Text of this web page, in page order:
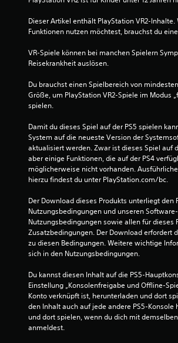
e
n
S
p
i
b
a
r
o
h
e
g
l
e
i
c
z
e
i
t
i
Dieser Artikel enthält PlayStation VR2-
Funktionen nutzen möchtest, brauchst du eine
VR-Spiele können bei manchen Spielern
Reisekrankheit auslösen.
Du brauchst einen Spielbereich von
Größe, um PlayStation VR2-Spiele im Modus
spielen.
Damit du dieses Spiel auf der PS5 spielen
System auf die neueste Version der
aktualisiert werden. Zwar ist dieses Spiel auf
aber einige Funktionen, die auf der PS4
möglicherweise nicht vorhanden.
hierzu findest du unter PlayStation.com/bc.
Der Download dieses Produkts unterliegt den
Nutzungsbedingungen und unseren Software-
Nutzungsbedingungen sowie allen für dieses
Zusatzbedingungen. Der Download erfordert
zu diesen Bedingungen. Weitere wichtige
sich in den Nutzungsbedingungen.
Du kannst diesen Inhalt auf die PS5-
Einstellung „Konsolenfreigabe und Offline-
Konto verknüpft ist, herunterladen und dort
den Inhalt auch auf jede andere PS5-Konsole
und dort spielen, wenn du dich mit
anmeldest.